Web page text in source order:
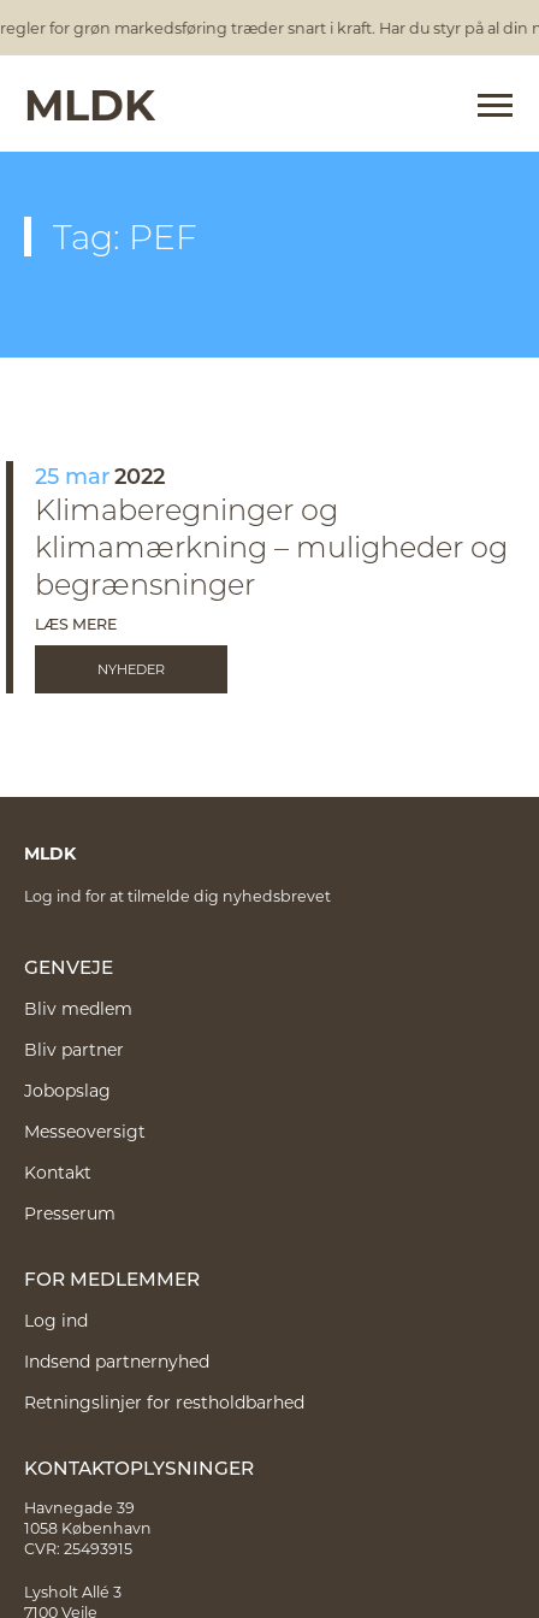
for grøn markedsføring træder snart i kraft. Har du styr på al din
MLDK
Tag: PEF
25 mar2022
Klimaberegninger og
klimamærkning – muligheder og
begrænsninger
LÆS MERE
NYHEDER
MLDK
Log ind for at tilmelde dig nyhedsbrevet
GENVEJE
Bliv medlem
Bliv partner
Jobopslag
Messeoversigt
Kontakt
Presserum
FOR MEDLEMMER
Log ind
Indsend partnernyhed
Retningslinjer for restholdbarhed
KONTAKTOPLYSNINGER
Havnegade 39
1058 København
CVR: 25493915
Lysholt Allé 3
7100 Vejle